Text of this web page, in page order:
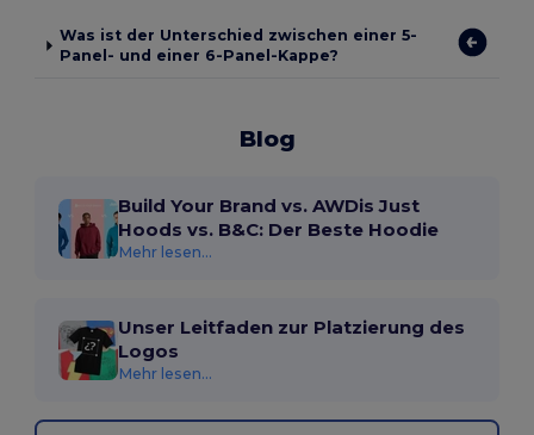
Was ist der Unterschied zwischen einer 5-
Panel- und einer 6-Panel-Kappe?
Blog
Build Your Brand vs. AWDis Just
Hoods vs. B&C: Der Beste Hoodie
Mehr lesen...
Unser Leitfaden zur Platzierung des
Logos
Mehr lesen...